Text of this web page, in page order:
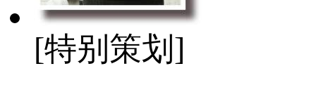
[特别策划]